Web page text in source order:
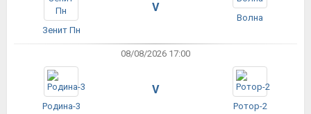
Зенит Пн
V
Волна
08/08/2026 17:00
Родина-3
V
Ротор-2